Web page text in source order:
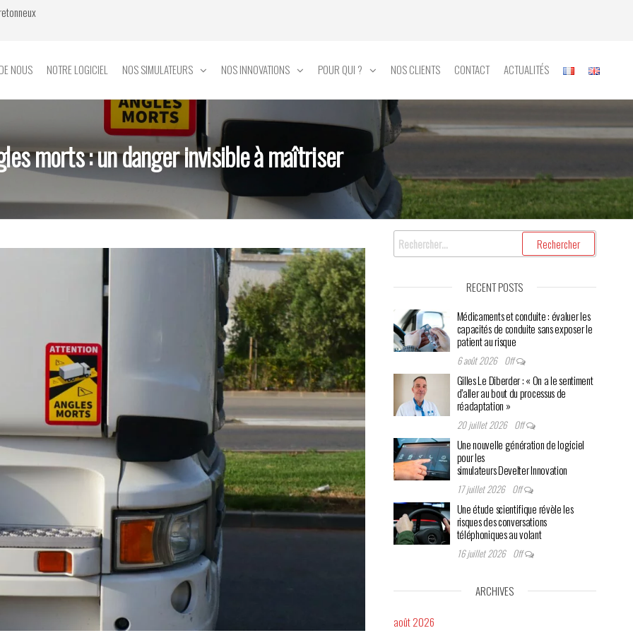
NOUS NOTRE LOGICIEL NOS SIMULATEURS NOS INNOVATIONS POUR QUI ? NOS CLIENTS CONTACT ACTUALITÉS
morts : un danger invisible à maîtriser
RECENT POSTS
Médicaments et conduite : évaluer les
capacités de conduite sans exposer le
patient au risque
6 août 2026 Off
Gilles Le Diberder : « On a le sentiment
d’aller au bout du processus de
réadaptation »
20 juillet 2026 Off
Une nouvelle génération de logiciel
pour les
simulateurs Develter Innovation
17 juillet 2026 Off
Une étude scientifique révèle les
risques des conversations
téléphoniques au volant
16 juillet 2026 Off
ARCHIVES
août 2026